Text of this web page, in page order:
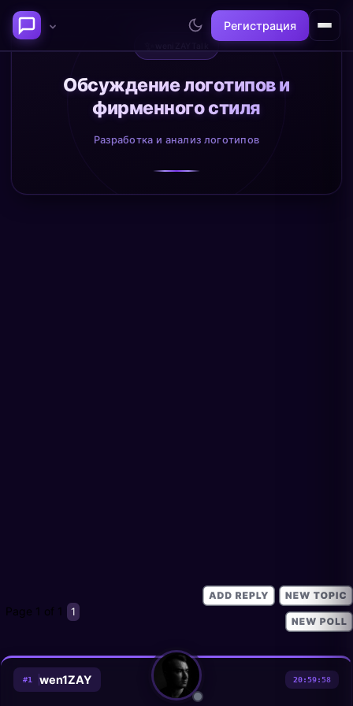
Регистрация
Последние темы
Философия сознания:
где граница между "я" и
Нейронаука и
реальность
Обсуждение логотипов и
фирменного стиля
Разработка и анализ логотипов
Page 1 of 1 1
#1 wen1ZAY 20:59:58